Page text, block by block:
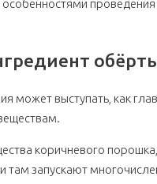
проведения
может выступать, как
коричневого
там запускают